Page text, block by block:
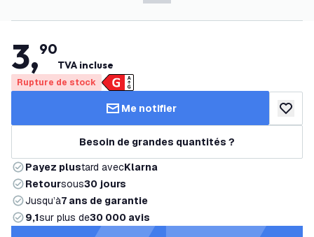
3,90
TVA incluse
Rupture de stock
Me notifier
Besoin de grandes quantités ?
Payez plustard avecKlarna
Retoursous30 jours
Jusqu’à7 ans de garantie
9,1sur plus de30 000 avis